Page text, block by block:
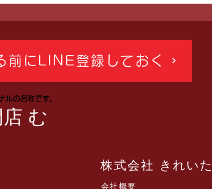
漢方よもぎ蒸し専門店む
前にLINE登録しておく
ルの名称です。
む
株式会社 きれい
会社概要